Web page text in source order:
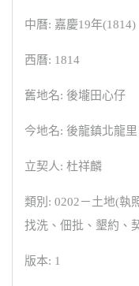
中曆: 嘉慶19年(1814)
西曆: 1814
舊地名: 後壠田心仔
今地名: 後龍鎮北龍
立契人: 杜祥麟
類別: 0202－土地(執
找洗、佃批、墾約、
版本: 1